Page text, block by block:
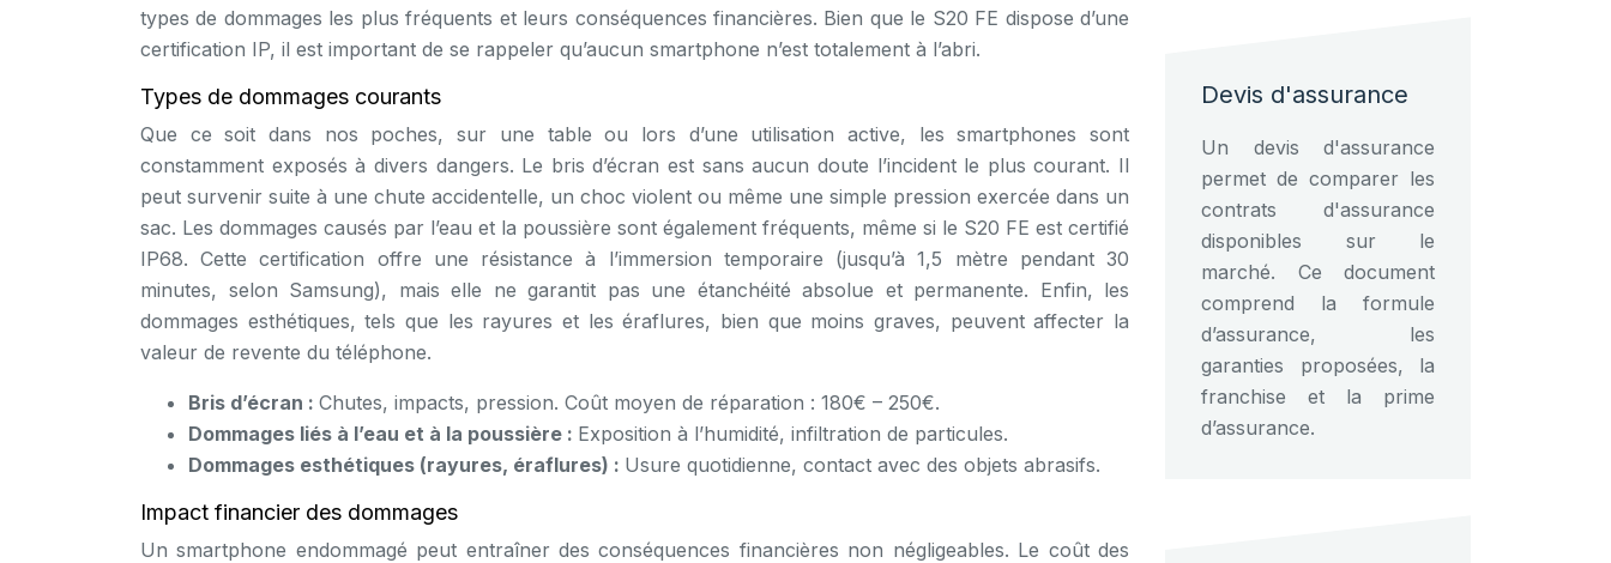
types de dommages les plus fréquents et leurs conséquences financières. Bien que le S20 FE dispose d’une
certification IP, il est important de se rappeler qu’aucun smartphone n’est totalement à l’abri.
Types de dommages courants
Que ce soit dans nos poches, sur une table ou lors d’une utilisation active, les smartphones sont
constamment exposés à divers dangers. Le bris d’écran est sans aucun doute l’incident le plus courant. Il
peut survenir suite à une chute accidentelle, un choc violent ou même une simple pression exercée dans un
sac. Les dommages causés par l’eau et la poussière sont également fréquents, même si le S20 FE est certifié
IP68. Cette certification offre une résistance à l’immersion temporaire (jusqu’à 1,5 mètre pendant 30
minutes, selon Samsung), mais elle ne garantit pas une étanchéité absolue et permanente. Enfin, les
dommages esthétiques, tels que les rayures et les éraflures, bien que moins graves, peuvent affecter la
valeur de revente du téléphone.
Bris d’écran : Chutes, impacts, pression. Coût moyen de réparation : 180€ – 250€.
Dommages liés à l’eau et à la poussière : Exposition à l’humidité, infiltration de particules.
Dommages esthétiques (rayures, éraflures) : Usure quotidienne, contact avec des objets abrasifs.
Impact financier des dommages
Un smartphone endommagé peut entraîner des conséquences financières non négligeables. Le coût des
Devis d'assurance
Un devis d'assurance
permet de comparer les
contrats d'assurance
disponibles sur le
marché. Ce document
comprend la formule
d’assurance, les
garanties proposées, la
franchise et la prime
d’assurance.